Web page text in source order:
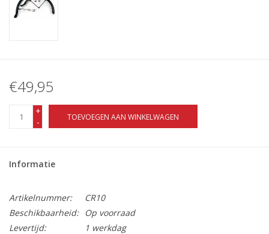
€49,95
+
-
TOEVOEGEN AAN WINKELWAGEN
Informatie
Artikelnummer:
CR10
Beschikbaarheid:
Op voorraad
Levertijd:
1 werkdag